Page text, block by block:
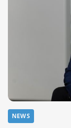
NEWS